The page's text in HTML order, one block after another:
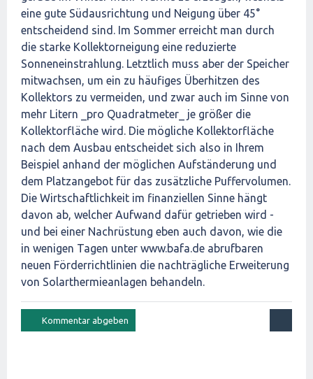
eine gute Südausrichtung und Neigung über 45°
entscheidend sind. Im Sommer erreicht man durch
die starke Kollektorneigung eine reduzierte
Sonneneinstrahlung. Letztlich muss aber der Speicher
mitwachsen, um ein zu häufiges Überhitzen des
Kollektors zu vermeiden, und zwar auch im Sinne von
mehr Litern _pro Quadratmeter_ je größer die
Kollektorfläche wird. Die mögliche Kollektorfläche
nach dem Ausbau entscheidet sich also in Ihrem
Beispiel anhand der möglichen Aufständerung und
dem Platzangebot für das zusätzliche Puffervolumen.
Die Wirtschaftlichkeit im finanziellen Sinne hängt
davon ab, welcher Aufwand dafür getrieben wird -
und bei einer Nachrüstung eben auch davon, wie die
in wenigen Tagen unter www.bafa.de abrufbaren
neuen Förderrichtlinien die nachträgliche Erweiterung
von Solarthermieanlagen behandeln.